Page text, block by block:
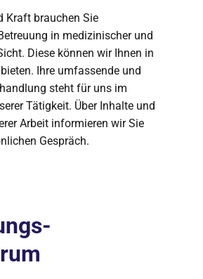
Kraft brauchen Sie
in medizinischer und
Diese können wir Ihnen in
Ihre umfassende und
steht für uns im
Tätigkeit. Über Inhalte und
Arbeit informieren wir Sie
Gespräch.